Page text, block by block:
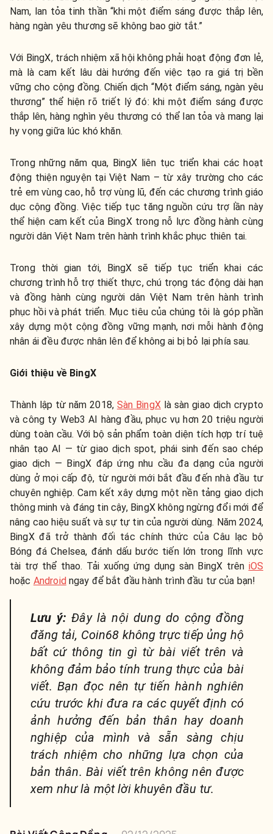
Nam, lan tỏa tinh thần “khi một điểm sáng được thắp lên,
hàng ngàn yêu thương sẽ không bao giờ tắt.”
Với BingX, trách nhiệm xã hội không phải hoạt động đơn lẻ,
mà là cam kết lâu dài hướng đến việc tạo ra giá trị bền
vững cho cộng đồng. Chiến dịch “Một điểm sáng, ngàn yêu
thương” thể hiện rõ triết lý đó: khi một điểm sáng được
thắp lên, hàng nghìn yêu thương có thể lan tỏa và mang lại
hy vọng giữa lúc khó khăn.
Trong những năm qua, BingX liên tục triển khai các hoạt
động thiện nguyện tại Việt Nam – từ xây trường cho các
trẻ em vùng cao, hỗ trợ vùng lũ, đến các chương trình giáo
dục cộng đồng. Việc tiếp tục tăng nguồn cứu trợ lần này
thể hiện cam kết của BingX trong nỗ lực đồng hành cùng
người dân Việt Nam trên hành trình khắc phục thiên tai.
Trong thời gian tới, BingX sẽ tiếp tục triển khai các
chương trình hỗ trợ thiết thực, chú trọng tác động dài hạn
và đồng hành cùng người dân Việt Nam trên hành trình
phục hồi và phát triển. Mục tiêu của chúng tôi là góp phần
xây dựng một cộng đồng vững mạnh, nơi mỗi hành động
nhân ái đều được nhân lên để không ai bị bỏ lại phía sau.
Giới thiệu về BingX
Thành lập từ năm 2018, Sàn BingXlà sàn giao dịch crypto
và công ty Web3 AI hàng đầu, phục vụ hơn 20 triệu người
dùng toàn cầu. Với bộ sản phẩm toàn diện tích hợp trí tuệ
nhân tạo AI — từ giao dịch spot, phái sinh đến sao chép
giao dịch — BingX đáp ứng nhu cầu đa dạng của người
dùng ở mọi cấp độ, từ người mới bắt đầu đến nhà đầu tư
chuyên nghiệp. Cam kết xây dựng một nền tảng giao dịch
thông minh và đáng tin cậy, BingX không ngừng đổi mới để
nâng cao hiệu suất và sự tự tin của người dùng. Năm 2024,
BingX đã trở thành đối tác chính thức của Câu lạc bộ
Bóng đá Chelsea, đánh dấu bước tiến lớn trong lĩnh vực
tài trợ thể thao. Tải xuống ứng dụng sàn BingX trên iOS
hoặc Androidngay để bắt đầu hành trình đầu tư của bạn!
Lưu ý: Đây là nội dung do cộng đồng
đăng tải, Coin68 không trực tiếp ủng hộ
bất cứ thông tin gì từ bài viết trên và
không đảm bảo tính trung thực của bài
viết. Bạn đọc nên tự tiến hành nghiên
cứu trước khi đưa ra các quyết định có
ảnh hưởng đến bản thân hay doanh
nghiệp của mình và sẵn sàng chịu
trách nhiệm cho những lựa chọn của
bản thân. Bài viết trên không nên được
xem như là một lời khuyên đầu tư.